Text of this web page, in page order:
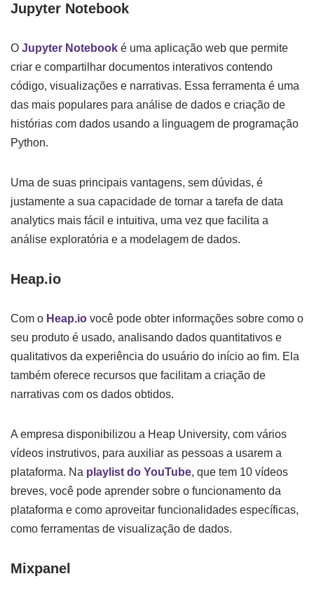
Jupyter Notebook
O Jupyter Notebook é uma aplicação web que permite
criar e compartilhar documentos interativos contendo
código, visualizações e narrativas. Essa ferramenta é uma
das mais populares para análise de dados e criação de
histórias com dados usando a linguagem de programação
Python.
Uma de suas principais vantagens, sem dúvidas, é
justamente a sua capacidade de tornar a tarefa de data
analytics mais fácil e intuitiva, uma vez que facilita a
análise exploratória e a modelagem de dados.
Heap.io
Com o Heap.io você pode obter informações sobre como o
seu produto é usado, analisando dados quantitativos e
qualitativos da experiência do usuário do início ao fim. Ela
também oferece recursos que facilitam a criação de
narrativas com os dados obtidos.
A empresa disponibilizou a Heap University, com vários
vídeos instrutivos, para auxiliar as pessoas a usarem a
plataforma. Na playlist do YouTube, que tem 10 vídeos
breves, você pode aprender sobre o funcionamento da
plataforma e como aproveitar funcionalidades específicas,
como ferramentas de visualização de dados.
Mixpanel